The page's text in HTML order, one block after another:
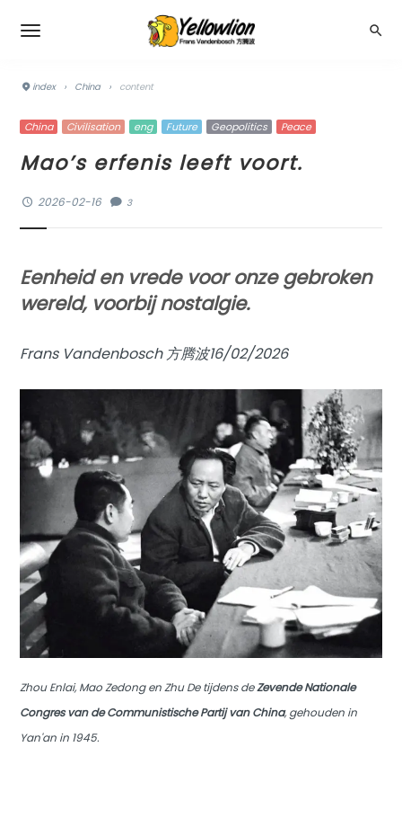
index › China › content
China Civilisation eng Future Geopolitics Peace
Mao’s erfenis leeft voort.
2026-02-16 3
Eenheid en vrede voor onze gebroken
wereld, voorbij nostalgie.
Frans Vandenbosch 方腾波16/02/2026
Zhou Enlai, Mao Zedong en Zhu De tijdens deZevende Nationale
Congres van de Communistische Partij van China, gehouden in
Yan'an in 1945.